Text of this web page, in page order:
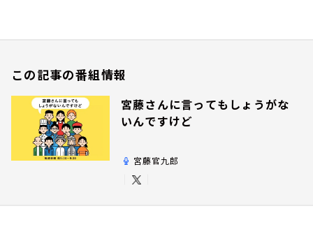
この記事の番組情報
宮藤さんに言ってもしょうがな
いんですけど
宮藤官九郎